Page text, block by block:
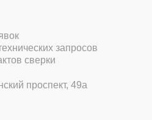
запросов
сверки
проспект, 49а